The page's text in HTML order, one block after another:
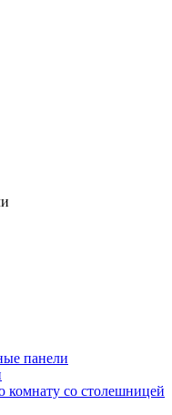
панели
комнату со столешницей